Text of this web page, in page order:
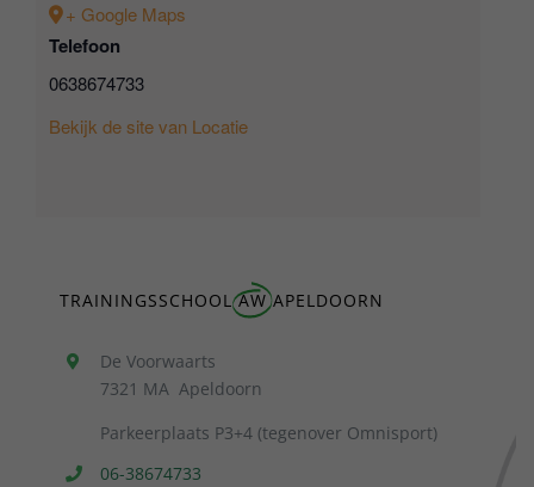
+ Google Maps
Telefoon
0638674733
Bekijk de site van Locatie
TRAININGSSCHOOL AW APELDOORN
De Voorwaarts
7321 MA Apeldoorn
Parkeerplaats P3+4 (tegenover Omnisport)
06-38674733